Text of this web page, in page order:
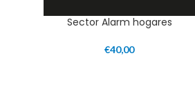
Sector Alarm hogares
€40,00